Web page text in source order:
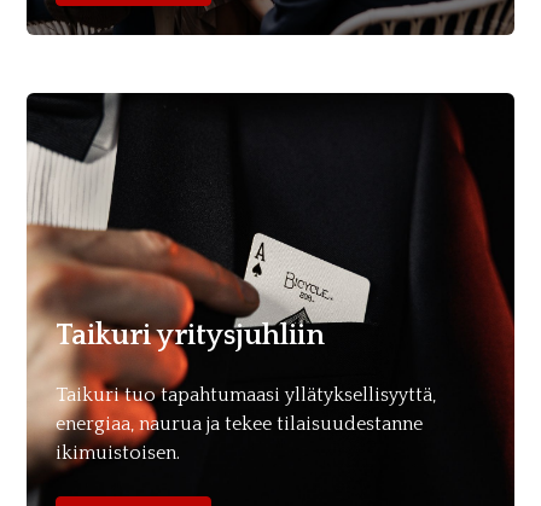
Taikuri yritysjuhliin
Taikuri tuo tapahtumaasi yllätyksellisyyttä,
energiaa, naurua ja tekee tilaisuudestanne
ikimuistoisen.